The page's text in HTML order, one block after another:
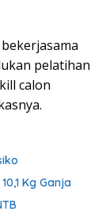
pelatihan
calon
Kg Ganja